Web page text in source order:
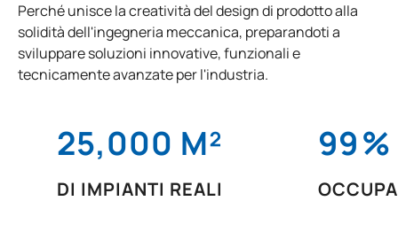
Perché unisce la creatività del design di prodotto alla
solidità dell'ingegneria meccanica, preparandoti a
sviluppare soluzioni innovative, funzionali e
tecnicamente avanzate per l'industria.
25,000 M²
DI IMPIANTI REALI
99%